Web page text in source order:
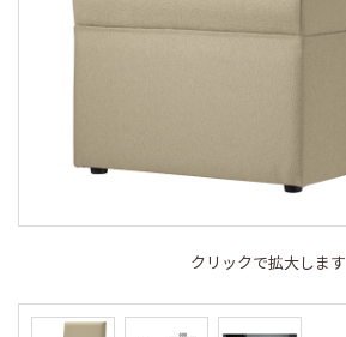
クリックで拡大します